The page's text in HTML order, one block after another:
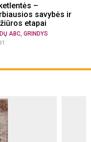
–
savybės ir
etapai
ABC GRINDYS